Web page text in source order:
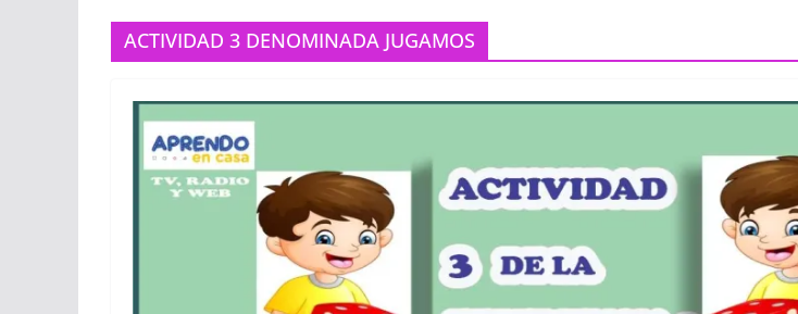
ACTIVIDAD 3 DENOMINADA JUGAMOS